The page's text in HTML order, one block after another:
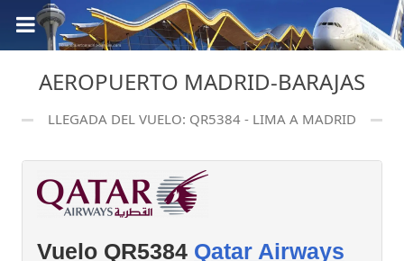
AEROPUERTO MADRID-BARAJAS
LLEGADA DEL VUELO: QR5384 - LIMA A MADRID
Vuelo QR5384 Qatar Airways